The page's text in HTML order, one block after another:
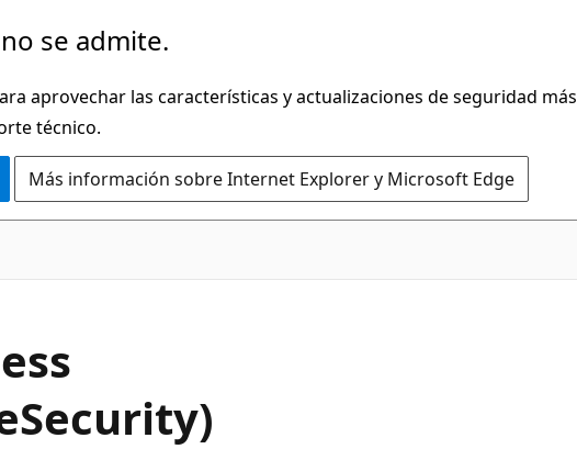
se admite.
aprovechar las características y actualizaciones de seguridad más
técnico.
Más información sobre Internet Explorer y Microsoft Edge